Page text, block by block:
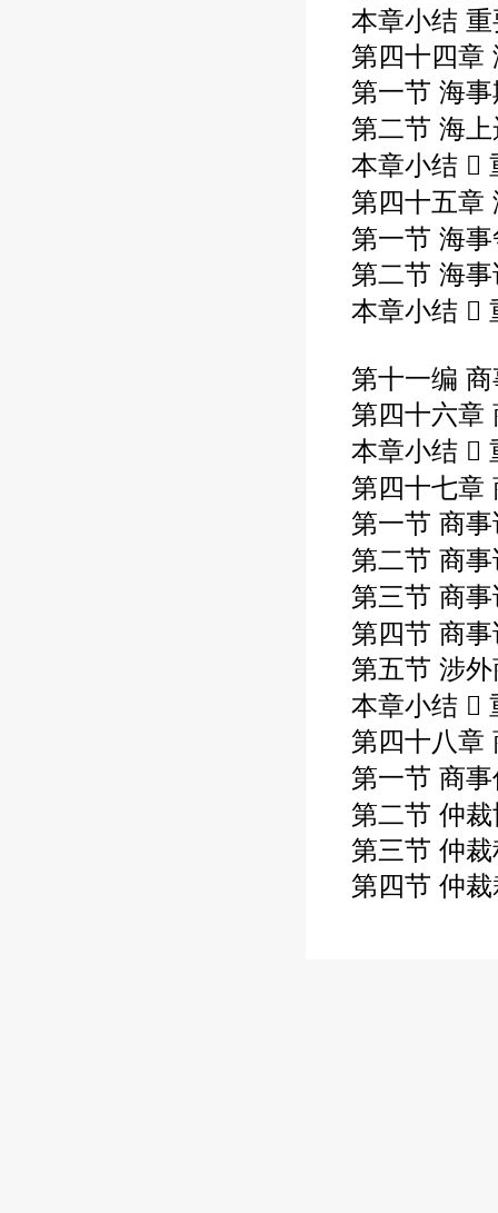
本章小结
第四十四章
第一节 海
第二节 海
本章小结 
第四十五章
第一节 海
第二节 海
本章小结 
第十一编
第四十六章
本章小结 
第四十七章
第一节 商
第二节 商
第三节 商
第四节 商
第五节 涉
本章小结 
第四十八章
第一节 商
第二节 仲
第三节 仲
第四节 仲